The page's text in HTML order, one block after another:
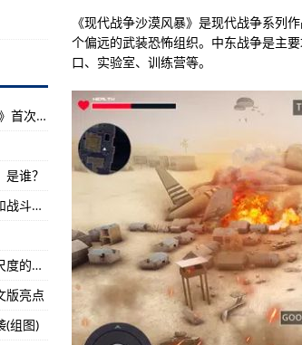
珠峰梯度气象观测体系初步建成
突破五代机？
阖，看看究竟孰优孰劣
防护装备(组图)
2：独行侠》将于18日在戛纳上映
20战斗机最先进
在京隆重举行举行
有世界上可靠性最高坦克
动机，用于装备国产军用飞机的战略方向已经明晰
4：决战时刻
士高达NT》首次登陆内地
《现代战争沙漠风暴》是现代战争系列
个偏远的武装恐怖组织。中东战争是主
口、实验室、训练营等。
科幻史诗高达最新剧场版《机动战士高达NT》首次登陆内地
谁？
《指挥现代海空行动》模拟战争类游戏指挥和战斗能力
《指挥：现代海空行动中文版》评测：战场尺度的巨大灵活性
版亮点
(组图)